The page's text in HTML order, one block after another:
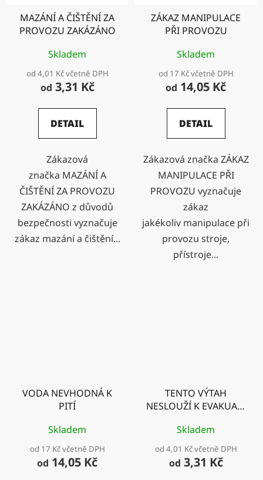
MAZÁNÍ A ČIŠTĚNÍ ZA
PROVOZU ZAKÁZÁNO
Skladem
od 4,01 Kč včetně DPH
od 3,31 Kč
DETAIL
Zákazová
značka MAZÁNÍ A
ČIŠTĚNÍ ZA PROVOZU
ZAKÁZÁNO z důvodů
bezpečnosti vyznačuje
zákaz mazání a čištění...
ZÁKAZ MANIPULACE
PŘI PROVOZU
Skladem
od 17 Kč včetně DPH
od 14,05 Kč
DETAIL
Zákazová značka ZÁKAZ
MANIPULACE PŘI
PROVOZU vyznačuje
zákaz
jakékoliv manipulace při
provozu stroje,
přístroje...
VODA NEVHODNÁ K
PITÍ
Skladem
od 17 Kč včetně DPH
od 14,05 Kč
TENTO VÝTAH
NESLOUŽÍ K EVAKUACI
Skladem
od 4,01 Kč včetně DPH
od 3,31 Kč